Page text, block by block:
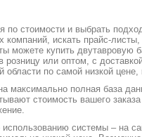
по стоимости и выбрать
искать прайс-
можете купить
розницу или оптом, с
области по самой низкой
максимально полная база
стоимость вашего
использованию системы – на